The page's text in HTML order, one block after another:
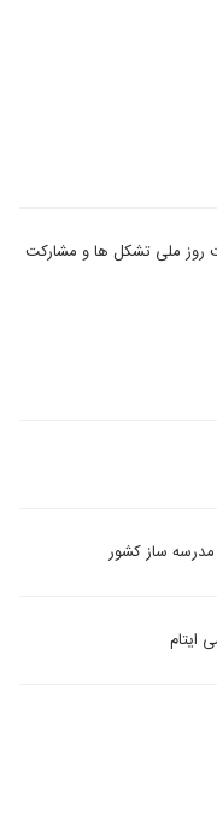
روز ملی تشکل ها و مشارکت
ساز کشور
ایتام